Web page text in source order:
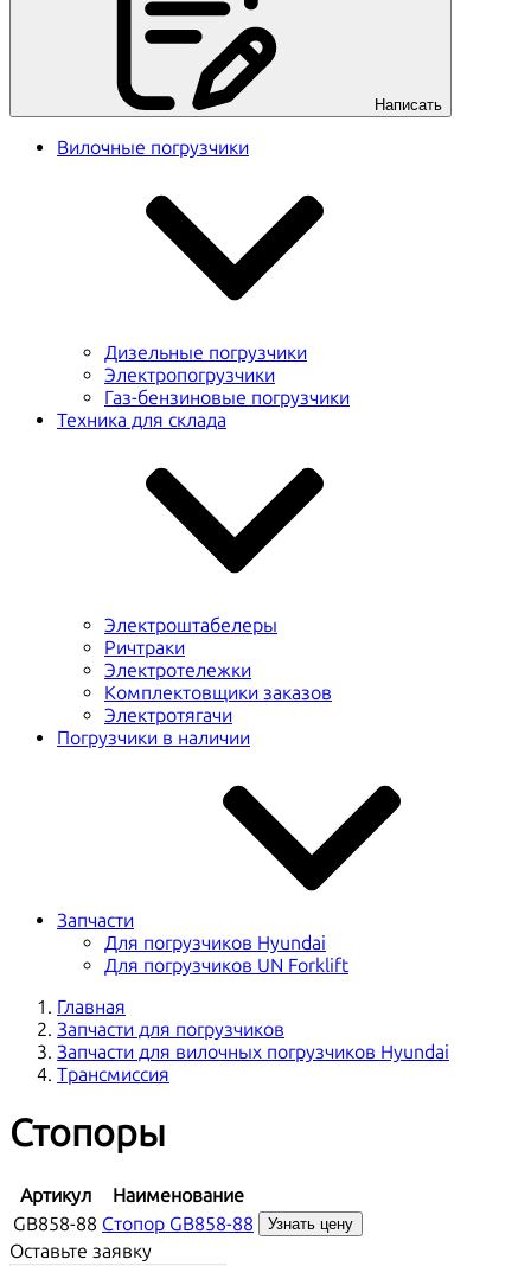
Написать
Вилочные погрузчики
Дизельные погрузчики
Электропогрузчики
Газ-бензиновые погрузчики
Техника для склада
Электроштабелеры
Ричтраки
Электротележки
Комплектовщики заказов
Электротягачи
Погрузчики в наличии
Запчасти
Для погрузчиков Hyundai
Для погрузчиков UN Forklift
Главная
Запчасти для погрузчиков
Запчасти для вилочных погрузчиков Hyundai
Трансмиссия
Стопоры
Артикул
Наименование
GB858-88 Стопор GB858-88 Узнать цену
Оставьте заявку